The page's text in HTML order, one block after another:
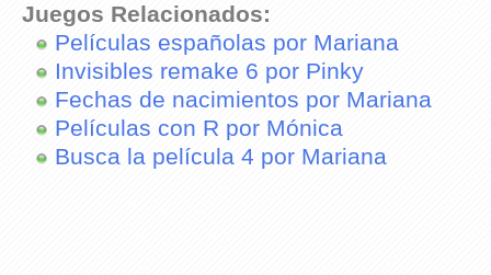
Juegos Relacionados:
Películas españolas por Mariana
Invisibles remake 6 por Pinky
Fechas de nacimientos por Mariana
Películas con R por Mónica
Busca la película 4 por Mariana